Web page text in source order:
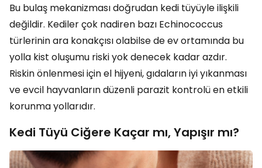
Bu bulaş mekanizması doğrudan kedi tüyüyle ilişkili
değildir. Kediler çok nadiren bazı Echinococcus
türlerinin ara konakçısı olabilse de ev ortamında bu
yolla kist oluşumu riski yok denecek kadar azdır.
Riskin önlenmesi için el hijyeni, gıdaların iyi yıkanması
ve evcil hayvanların düzenli parazit kontrolü en etkili
korunma yollarıdır.
Kedi Tüyü Ciğere Kaçar mı, Yapışır mı?